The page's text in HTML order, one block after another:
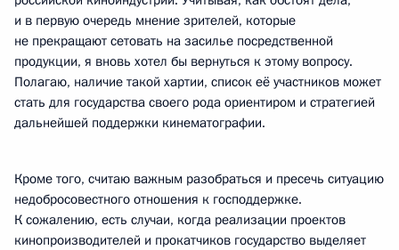
и в первую очередь мнение зрителей, которые
не прекращают сетовать на засилье посредственной
продукции, я вновь хотел бы вернуться к этому вопросу.
Полагаю, наличие такой хартии, список её участников может
стать для государства своего рода ориентиром и стратегией
дальнейшей поддержки кинематографии.
Кроме того, считаю важным разобраться и пресечь ситуацию
недобросовестного отношения к господдержке.
К сожалению, есть случаи, когда реализации проектов
кинопроизводителей и прокатчиков государство выделяет